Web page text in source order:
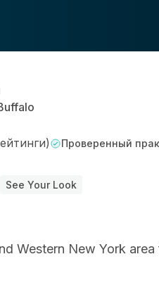
Проверенный
See Your Look
Western New York